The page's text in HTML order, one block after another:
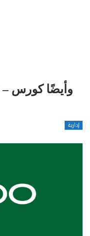
إدارية